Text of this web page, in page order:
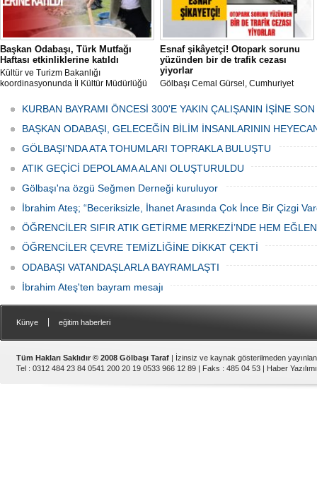
Başkan Odabaşı, Türk Mutfağı
Haftası etkinliklerine katıldı
Kültür ve Turizm Bakanlığı
koordinasyonunda İl Kültür Müdürlüğü
Haftası" etkinlikleri Ankara'da devam
ediyor.
Esnaf şikâyetçi! Otopark sorunu
yüzünden bir de trafik cezası
yiyorlar
Gölbaşı Cemal Gürsel, Cumhuriyet
bulunan esnaf ve alışverişe gelen
vatandaşlar park cezaları yüzünden
canından bezdi.
KURBAN BAYRAMI ÖNCESİ 300'E YAKIN ÇALIŞANIN İŞİNE
BAŞKAN ODABAŞI, GELECEĞİN BİLİM İNSANLARININ
GÖLBAŞI’NDA ATA TOHUMLARI TOPRAKLA BULUŞTU
ATIK GEÇİCİ DEPOLAMA ALANI OLUŞTURULDU
Gölbaşı'na özgü Seğmen Derneği kuruluyor
İbrahim Ateş; “Beceriksizle, İhanet Arasında Çok İnce Bir Çizgi
ÖĞRENCİLER SIFIR ATIK GETİRME MERKEZİ’NDE HEM
ÖĞRENCİLER ÇEVRE TEMİZLİĞİNE DİKKAT ÇEKTİ
ODABAŞI VATANDAŞLARLA BAYRAMLAŞTI
İbrahim Ateş'ten bayram mesajı
Künye eğitim haberleri
Tüm Hakları Saklıdır © 2008 Gölbaşı Taraf | İzinsiz ve kaynak gösterilmeden
Tel : 0312 484 23 84 0541 200 20 19 0533 966 12 89 | Faks : 485 04 53 | Haber Yazılımı